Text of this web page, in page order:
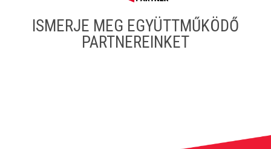
ISMERJE MEG EGYÜTTMŰKÖDŐ
PARTNEREINKET